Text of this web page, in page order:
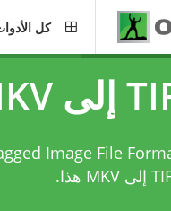
كل
هذا.